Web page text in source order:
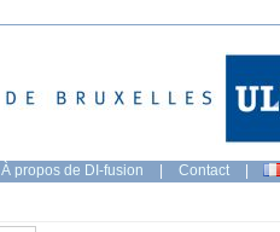
À propos de DI-fusion | Contact |